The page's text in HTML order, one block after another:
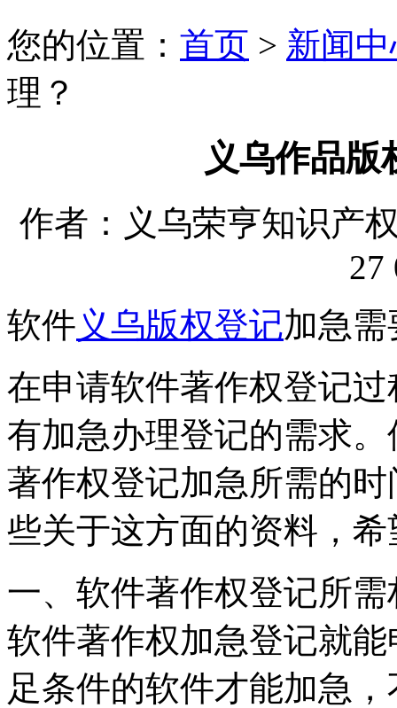
您的位置： 首页 > 新闻
理？
义乌作品版
作者：义乌荣亨知识产
27
软件义乌版权登记加急
在申请软件著作权登记
有加急办理登记的需求
著作权登记加急所需的
些关于这方面的资料，
一、软件著作权登记所
软件著作权加急登记就
足条件的软件才能加急